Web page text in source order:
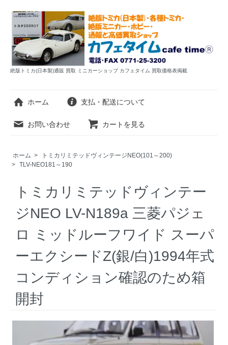
絶版トミカ(日本製)通販 買取 ミニカーショップ カフェタイム 買取価格表掲載
ホーム 支払・配送について
お問い合わせ カートを見る
ホーム >
トミカリミテッドヴィンテージNEO(101～200)
> TLV-NEO181～190
トミカリミテッドヴィンテー
ジNEO LV-N189a 三菱パジェ
ロ ミッドルーフワイド スーパ
ーエクシードZ(銀/白)1994年式
コンディション確認のため箱
開封